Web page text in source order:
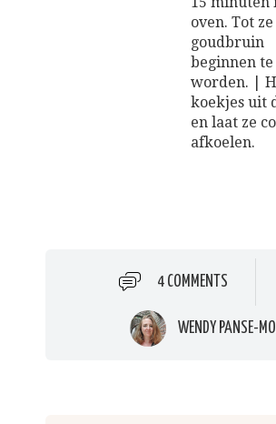
oven. Tot ze
goudbruin
beginnen te
worden. |
koekjes uit
en laat ze
afkoelen.
4 COMMENTS
WENDY PANSE-